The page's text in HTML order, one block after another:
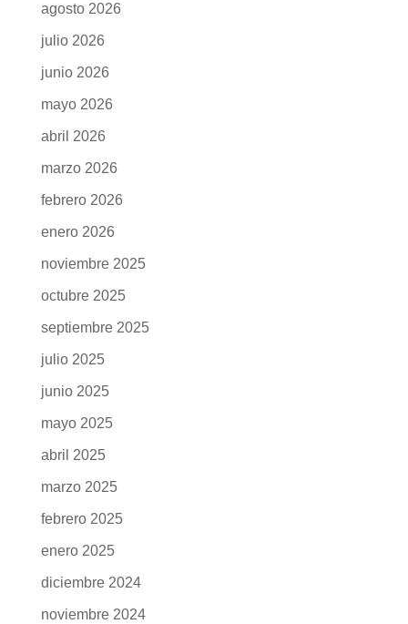
agosto 2026
julio 2026
junio 2026
mayo 2026
abril 2026
marzo 2026
febrero 2026
enero 2026
noviembre 2025
octubre 2025
septiembre 2025
julio 2025
junio 2025
mayo 2025
abril 2025
marzo 2025
febrero 2025
enero 2025
diciembre 2024
noviembre 2024